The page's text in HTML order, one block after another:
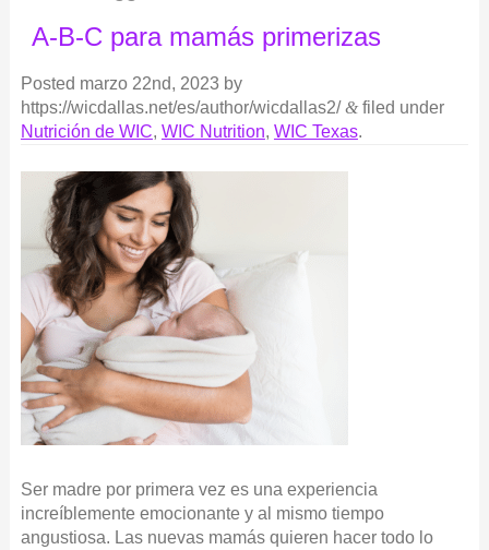
A-B-C para mamás primerizas
Posted marzo 22nd, 2023 by
https://wicdallas.net/es/author/wicdallas2/ &filed under
Nutrición de WIC, WIC Nutrition, WIC Texas.
Ser madre por primera vez es una experiencia
increíblemente emocionante y al mismo tiempo
angustiosa. Las nuevas mamás quieren hacer todo lo